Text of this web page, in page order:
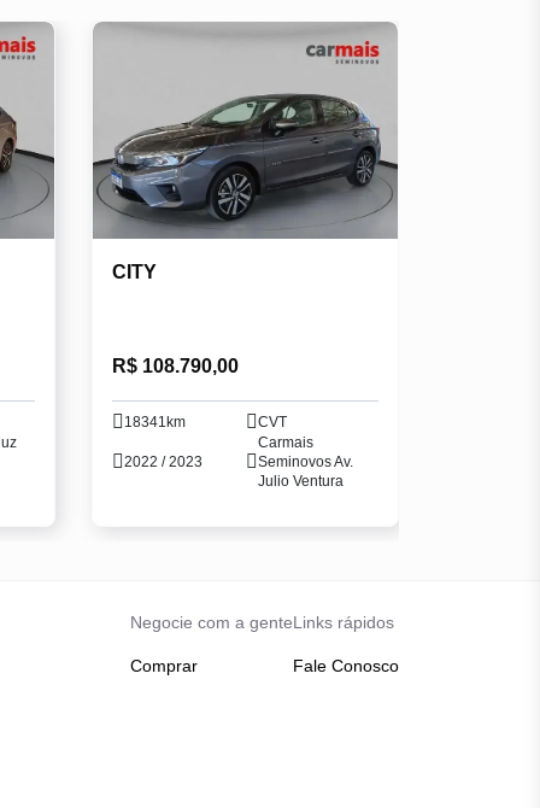
CITY
R$ 108.790,00
18341km CVT
2022 / 2023
Carmais
Seminovos Av.
Julio Ventura
Negocie com a gente
Comprar
Links rápidos
Fale Conosco